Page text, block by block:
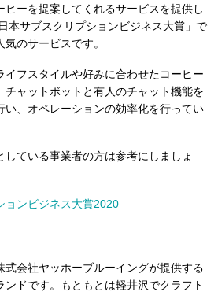
ヒーを提案してくれるサービスを提供し
本サブスクリプションビジネス大賞」で
のサービスです。
イフスタイルや好みに合わせたコーヒー
チャットボットと有人のチャット機能を
い、オペレーションの効率化を行ってい
ている事業者の方は参考にしましょ
ョンビジネス大賞2020
式会社ヤッホーブルーイングが提供する
ンドです。もともとは軽井沢でクラフト